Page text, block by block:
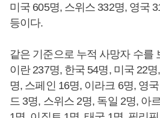
미국 605명, 스위스 332명, 영국
등이다.
같은 기준으로 누적 사망자 수를
이란 237명, 한국 54명, 미국 22
명, 스페인 16명, 이라크 6명, 영
드 3명, 스위스 2명, 독일 2명, 아